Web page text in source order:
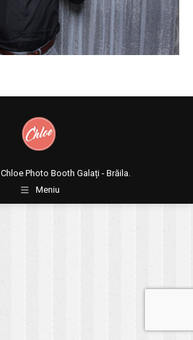
Chloe Photo Booth Galați - Brăila.
Meniu